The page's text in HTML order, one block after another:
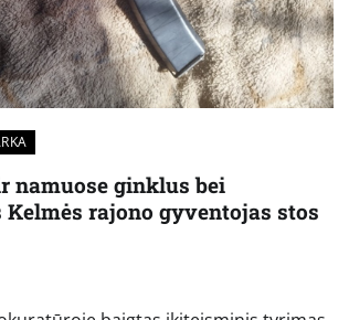
namuose ginklus bei
rajono gyventojas stos